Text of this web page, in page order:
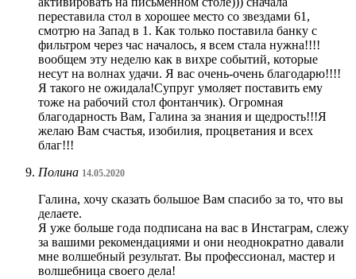
переставила стол в хорошее место со звездами 61,
смотрю на Запад в 1. Как только поставила банку с
фильтром через час началось, я всем стала нужна!!!!
вообщем эту неделю как в вихре событий, которые
несут на волнах удачи. Я вас очень-очень благодарю!!!!
Я такого не ожидала!Супруг умоляет поставить ему
тоже на рабочий стол фонтанчик). Огромная
благодарность Вам, Галина за знания и щедрость!!!Я
желаю Вам счастья, изобилия, процветания и всех
благ!!!
Полина 14.05.2020
Галина, хочу сказать большое Вам спасибо за то, что вы
делаете.
Я уже больше года подписана на вас в Инстаграм, слежу
за вашими рекомендациями и они неоднократно давали
мне волшебный результат. Вы профессионал, мастер и
волшебница своего дела!